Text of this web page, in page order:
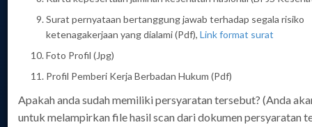
Teknis Menengah (PTM) Proses di Taiwan dan Pekerja
Teknis Menengah (PTM) Proses di Indonesia.
Surat pernyataan bertanggung jawab terhadap segala risiko
ketenagakerjaan yang dialami (Pdf), Link format surat
Foto Profil (Jpg)
Profil Pemberi Kerja Berbadan Hukum (Pdf)
Apakah anda sudah memiliki persyaratan tersebut? (Anda
untuk melampirkan file hasil scan dari dokumen persyaratan